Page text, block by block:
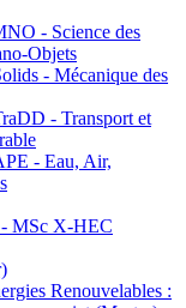
- Science des
Objets
- Mécanique des
- Transport et
- Eau, Air,
- MSc X-HEC
Renouvelables :